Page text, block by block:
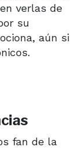
verlas de
su
aún si
fan de la